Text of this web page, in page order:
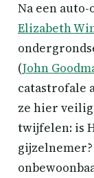
Na een
Elizabeth
(John
catastrofale
ze hier
twijfelen: is